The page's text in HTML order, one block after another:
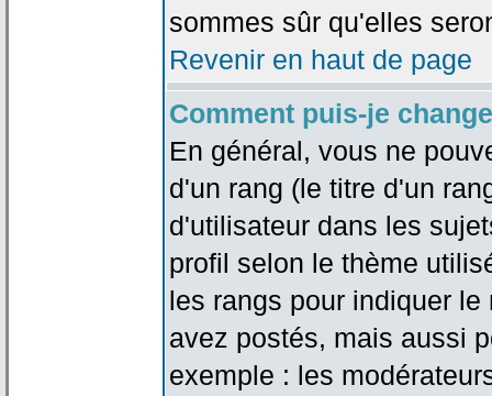
sommes sûr qu'elles
Revenir en haut de page
Comment puis-je
En général, vous ne
d'un rang (le titre d'un
d'utilisateur dans les
profil selon le thème
les rangs pour indiquer
avez postés, mais aussi
exemple : les